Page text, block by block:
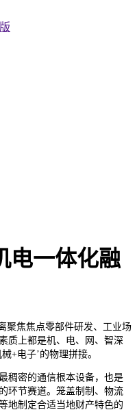
电一体化融
焦焦点零部件研发、工业场
质上都是机、电、网、智深
+电子’的物理拼接。
密的通信根本设备，也是
环节赛道。笼盖制制、物流
地制定合适当地财产特色的